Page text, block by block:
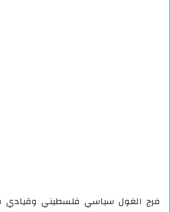
فرج الغول سياسي فلسطيني